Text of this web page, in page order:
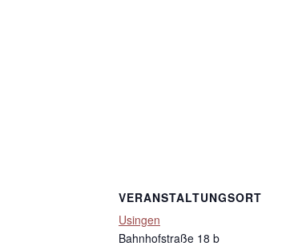
VERANSTALTUNGSORT
Usingen
Bahnhofstraße 18 b